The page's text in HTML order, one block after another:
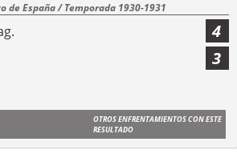
de España / Temporada 1930-1931
4
3
OTROS ENFRENTAMIENTOS CON ESTE
RESULTADO